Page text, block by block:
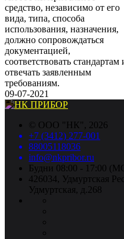
средство, независимо от его
вида, типа, способа
использования, назначения,
должно сопровождаться
документацией,
соответствовать стандартам
отвечать заявленным
требованиям.
09-07-2021
© ООО "НК", 2026
+7 (3412) 277-001
88005118036
info@nkpribor.ru
Будни 08:00 - 17:00
426034, Удмуртская
Удмуртская, д.268